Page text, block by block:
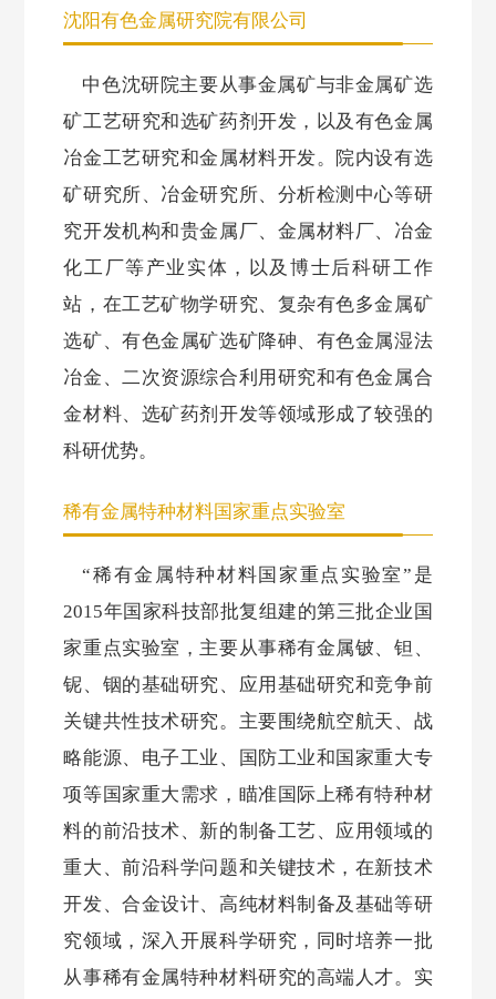
沈阳有色金属研究院有限公司
中色沈研院主要从事金属矿与非金属矿选
矿工艺研究和选矿药剂开发，以及有色金属
冶金工艺研究和金属材料开发。院内设有选
矿研究所、冶金研究所、分析检测中心等研
究开发机构和贵金属厂、金属材料厂、冶金
化工厂等产业实体，以及博士后科研工作
站，在工艺矿物学研究、复杂有色多金属矿
选矿、有色金属矿选矿降砷、有色金属湿法
冶金、二次资源综合利用研究和有色金属合
金材料、选矿药剂开发等领域形成了较强的
科研优势。
稀有金属特种材料国家重点实验室
“稀有金属特种材料国家重点实验室”是
2015年国家科技部批复组建的第三批企业国
家重点实验室，主要从事稀有金属铍、钽、
铌、铟的基础研究、应用基础研究和竞争前
关键共性技术研究。主要围绕航空航天、战
略能源、电子工业、国防工业和国家重大专
项等国家重大需求，瞄准国际上稀有特种材
料的前沿技术、新的制备工艺、应用领域的
重大、前沿科学问题和关键技术，在新技术
开发、合金设计、高纯材料制备及基础等研
究领域，深入开展科学研究，同时培养一批
从事稀有金属特种材料研究的高端人才。实